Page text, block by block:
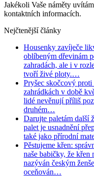
Jakékoli Vaše náměty
kontaktních informacích.
Nejčtenější články
Housenky zavíječe
oblíbeným dřevinám
zahradách, ale i v
tvoří živé ploty.…
Pryšec skočcový
zahrádkách v době
lidé nevěnují příliš
druhém…
Darujte paletám další
palet je usnadnění
také jako přírodní
Pěstujeme křen:
naše babičky, že křen
nazýván českým
oceňován…